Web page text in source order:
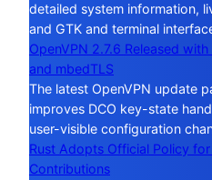
detailed system information,
and GTK and terminal
OpenVPN 2.7.6 Released
and mbedTLS
The latest OpenVPN update
improves DCO key-state
user-visible configuration
Rust Adopts Official Policy
Contributions